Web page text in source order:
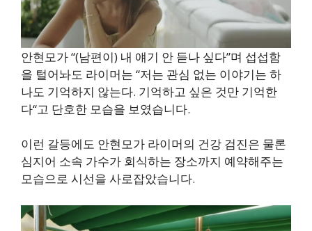
안현모가 “(남편이) 내 얘기 안 듣나 싶다”며 섭섭함
을 털어놔도 라이머는 “저는 관심 없는 이야기는 하
나도 기억하지 않는다. 기억하고 싶은 것만 기억한
다“고 단호한 모습을 보였습니다.
이런 갈등에도 안현모가 라이머의 건강 검진은 물론
심지어 소속 가수가 회식하는 장소까지 예약해주는
모습으로 시선을 사로잡았습니다.